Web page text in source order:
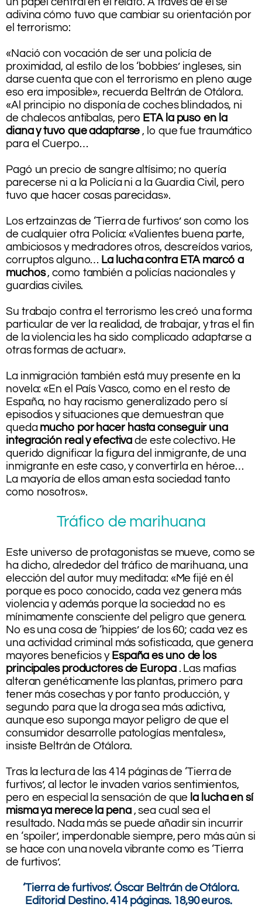
adivina cómo tuvo que cambiar su orientación por
el terrorismo:
«Nació con vocación de ser una policía de
proximidad, al estilo de los ‘bobbies’ ingleses, sin
darse cuenta que con el terrorismo en pleno auge
eso era imposible», recuerda Beltrán de Otálora.
«Al principio no disponía de coches blindados, ni
de chalecos antibalas, pero ETA la puso en la
diana y tuvo que adaptarse , lo que fue traumático
para el Cuerpo…
Pagó un precio de sangre altísimo; no quería
parecerse ni a la Policía ni a la Guardia Civil, pero
tuvo que hacer cosas parecidas».
Los ertzainzas de ‘Tierra de furtivos’ son como los
de cualquier otra Policía: «Valientes buena parte,
ambiciosos y medradores otros, descreídos varios,
corruptos alguno… La lucha contra ETA marcó a
muchos, como también a policías nacionales y
guardias civiles.
Su trabajo contra el terrorismo les creó una forma
particular de ver la realidad, de trabajar, y tras el fin
de la violencia les ha sido complicado adaptarse a
otras formas de actuar».
La inmigración también está muy presente en la
novela: «En el País Vasco, como en el resto de
España, no hay racismo generalizado pero sí
episodios y situaciones que demuestran que
queda mucho por hacer hasta conseguir una
integración real y efectivade este colectivo. He
querido dignificar la figura del inmigrante, de una
inmigrante en este caso, y convertirla en héroe…
La mayoría de ellos aman esta sociedad tanto
como nosotros».
Tráfico de marihuana
Este universo de protagonistas se mueve, como se
ha dicho, alrededor del tráfico de marihuana, una
elección del autor muy meditada: «Me fijé en él
porque es poco conocido, cada vez genera más
violencia y además porque la sociedad no es
mínimamente consciente del peligro que genera.
No es una cosa de ‘hippies’ de los 60; cada vez es
una actividad criminal más sofisticada, que genera
mayores beneficios y España es uno de los
principales productores de Europa . Las mafias
alteran genéticamente las plantas, primero para
tener más cosechas y por tanto producción, y
segundo para que la droga sea más adictiva,
aunque eso suponga mayor peligro de que el
consumidor desarrolle patologías mentales»,
insiste Beltrán de Otálora.
Tras la lectura de las 414 páginas de ‘Tierra de
furtivos’, al lector le invaden varios sentimientos,
pero en especial la sensación de que la lucha en sí
misma ya merece la pena , sea cual sea el
resultado. Nada más se puede añadir sin incurrir
en ‘spoiler’, imperdonable siempre, pero más aún si
se hace con una novela vibrante como es ‘Tierra
de furtivos’.
‘Tierra de furtivos’. Óscar Beltrán de Otálora.
Editorial Destino. 414 páginas. 18,90 euros.